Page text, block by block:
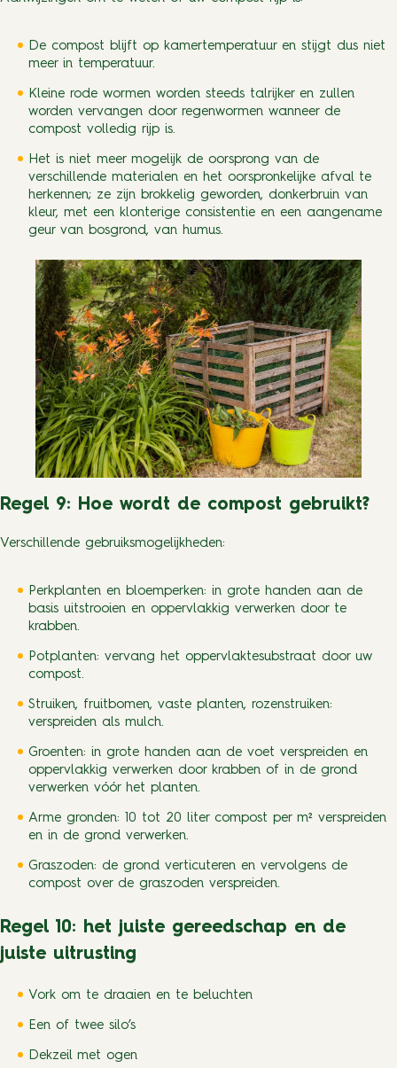
De compost blijft op kamertemperatuur en stijgt dus niet
meer in temperatuur.
Kleine rode wormen worden steeds talrijker en zullen
worden vervangen door regenwormen wanneer de
compost volledig rijp is.
Het is niet meer mogelijk de oorsprong van de
verschillende materialen en het oorspronkelijke afval te
herkennen; ze zijn brokkelig geworden, donkerbruin van
kleur, met een klonterige consistentie en een aangename
geur van bosgrond, van humus.
Regel 9: Hoe wordt de compost gebruikt?
Verschillende gebruiksmogelijkheden:
Perkplanten en bloemperken: in grote handen aan de
basis uitstrooien en oppervlakkig verwerken door te
krabben.
Potplanten: vervang het oppervlaktesubstraat door uw
compost.
Struiken, fruitbomen, vaste planten, rozenstruiken:
verspreiden als mulch.
Groenten: in grote handen aan de voet verspreiden en
oppervlakkig verwerken door krabben of in de grond
verwerken vóór het planten.
Arme gronden: 10 tot 20 liter compost per m² verspreiden
en in de grond verwerken.
Graszoden: de grond verticuteren en vervolgens de
compost over de graszoden verspreiden.
Regel 10: het juiste gereedschap en de
juiste uitrusting
Vork om te draaien en te beluchten
Een of twee silo’s
Dekzeil met ogen